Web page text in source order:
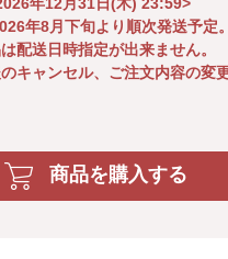
年8月下旬より順次発送予定。
配送日時指定が出来ません。
キャンセル、ご注文内容の変
商品を購入する